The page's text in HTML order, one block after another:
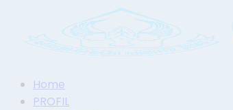
Home
PROFIL